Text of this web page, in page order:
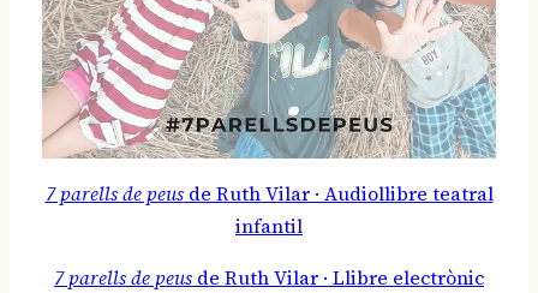
7 parells de peusde Ruth Vilar · Audiollibre teatral
infantil
7 parells de peus de Ruth Vilar · Llibre electrònic